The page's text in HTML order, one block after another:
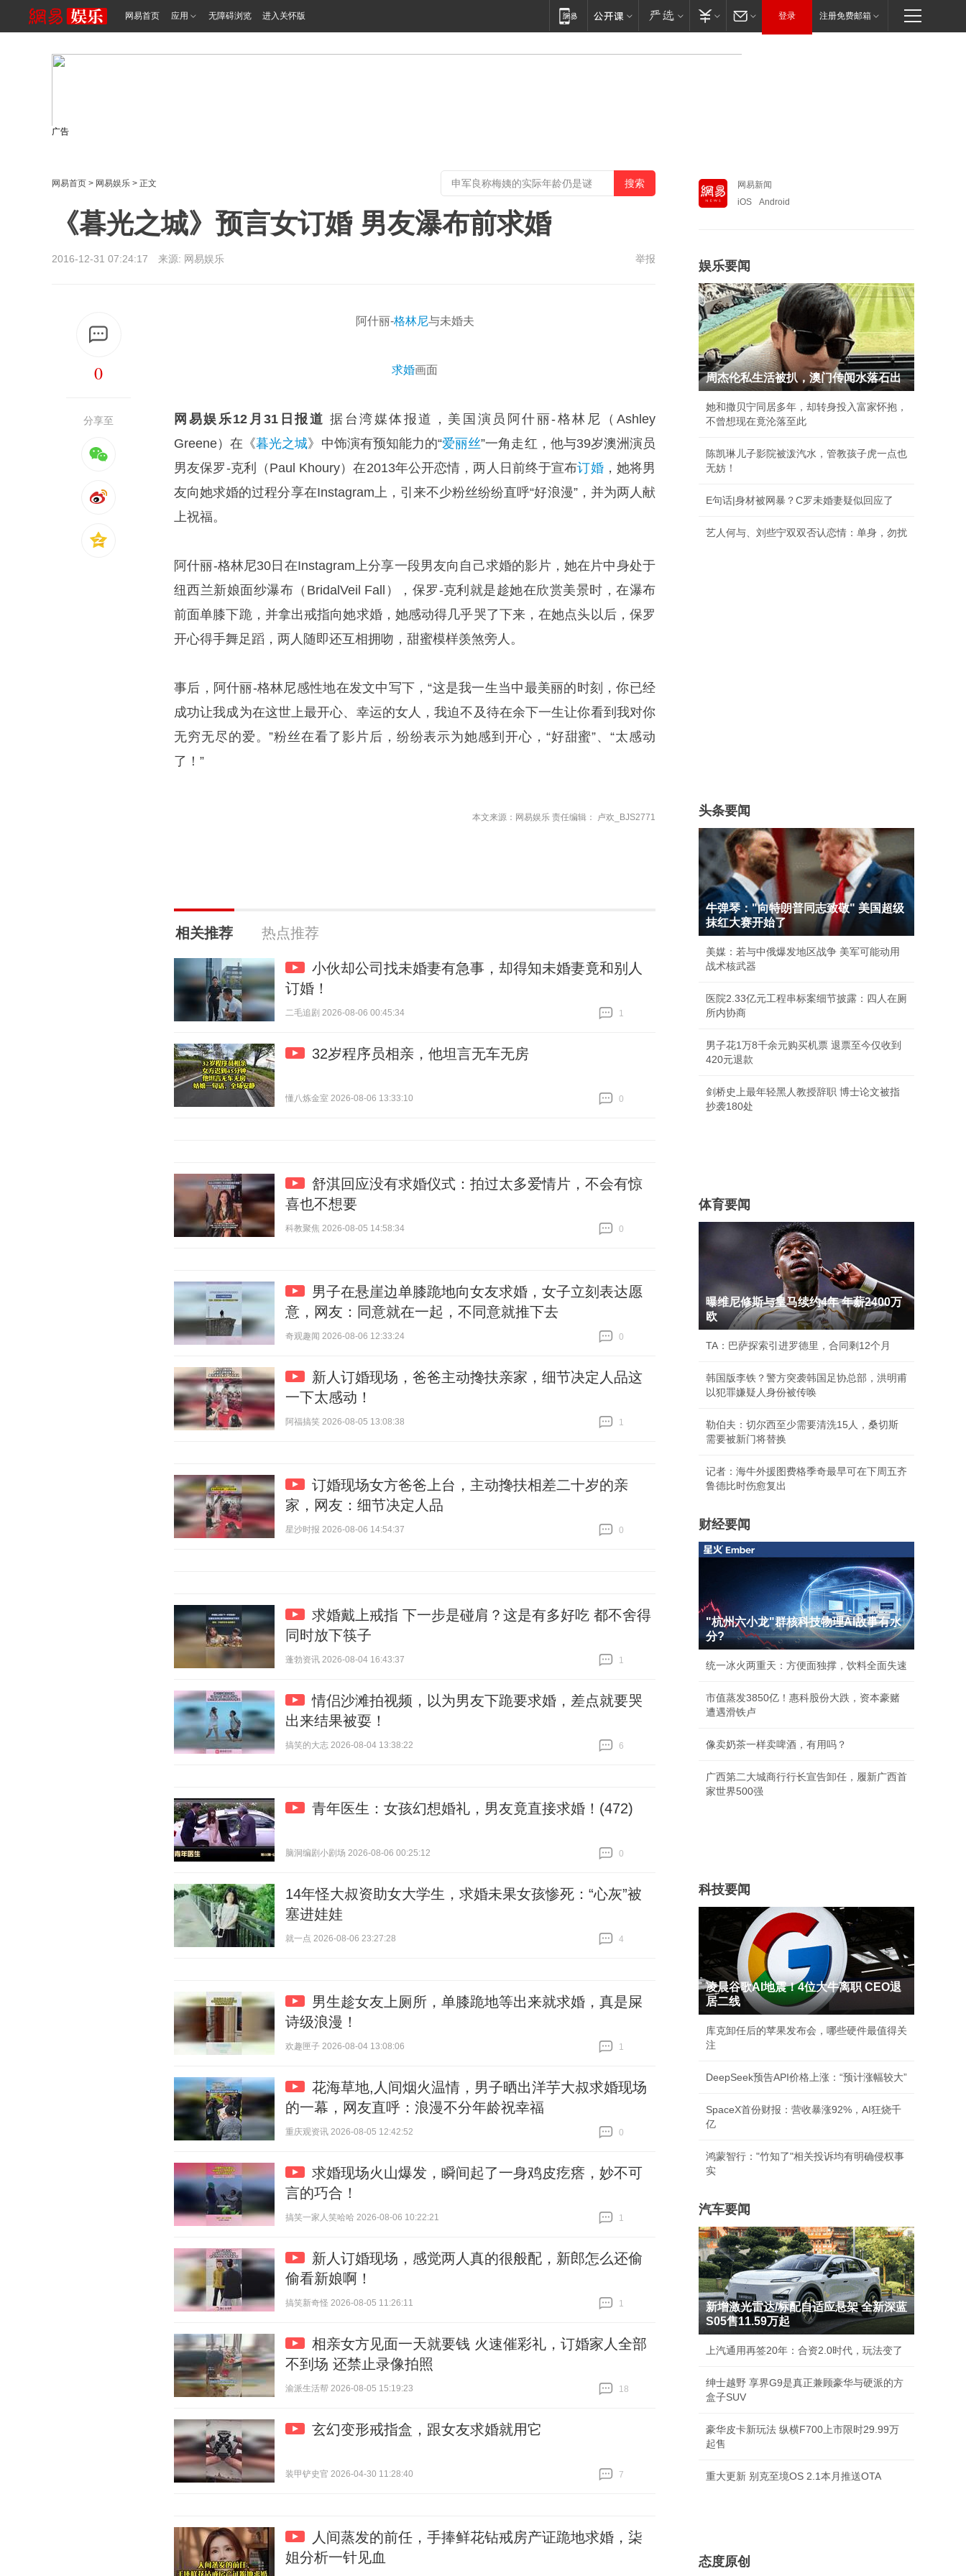
网易首页 应用 无障碍浏览 进入关怀版 登录 注册免费邮箱
广告
网易首页 > 网易娱乐 > 正文
《暮光之城》预言女订婚 男友瀑布前求婚
2016-12-31 07:24:17 来源: 网易娱乐 举报
0
分享至
阿什丽-格林尼与未婚夫
求婚画面
网易娱乐12月31日报道 据台湾媒体报道，美国演员阿什丽-格林尼（Ashley
Greene）在《暮光之城》中饰演有预知能力的“爱丽丝”一角走红，他与39岁澳洲演员
男友保罗-克利（Paul Khoury）在2013年公开恋情，两人日前终于宣布订婚，她将男
友向她求婚的过程分享在Instagram上，引来不少粉丝纷纷直呼“好浪漫”，并为两人献
上祝福。
阿什丽-格林尼30日在Instagram上分享一段男友向自己求婚的影片，她在片中身处于
纽西兰新娘面纱瀑布（BridalVeil Fall），保罗-克利就是趁她在欣赏美景时，在瀑布
前面单膝下跪，并拿出戒指向她求婚，她感动得几乎哭了下来，在她点头以后，保罗
开心得手舞足蹈，两人随即还互相拥吻，甜蜜模样羡煞旁人。
事后，阿什丽-格林尼感性地在发文中写下，“这是我一生当中最美丽的时刻，你已经
成功让我成为在这世上最开心、幸运的女人，我迫不及待在余下一生让你看到我对你
无穷无尽的爱。”粉丝在看了影片后，纷纷表示为她感到开心，“好甜蜜”、“太感动
了！”
本文来源：网易娱乐 责任编辑： 卢欢_BJS2771
相关推荐 热点推荐
小伙却公司找未婚妻有急事，却得知未婚妻竟和别人
订婚！
二毛追剧 2026-08-06 00:45:34
1
32岁程序员相亲，他坦言无车无房
懂八炼金室 2026-08-06 13:33:10
0
舒淇回应没有求婚仪式：拍过太多爱情片，不会有惊
喜也不想要
科教聚焦 2026-08-05 14:58:34
0
男子在悬崖边单膝跪地向女友求婚，女子立刻表达愿
意，网友：同意就在一起，不同意就推下去
奇观趣闻 2026-08-06 12:33:24
0
新人订婚现场，爸爸主动搀扶亲家，细节决定人品这
一下太感动！
阿福搞笑 2026-08-05 13:08:38
1
订婚现场女方爸爸上台，主动搀扶相差二十岁的亲
家，网友：细节决定人品
星沙时报 2026-08-06 14:54:37
0
求婚戴上戒指 下一步是碰肩？这是有多好吃 都不舍得
同时放下筷子
蓬勃资讯 2026-08-04 16:43:37
1
情侣沙滩拍视频，以为男友下跪要求婚，差点就要哭
出来结果被耍！
搞笑的大志 2026-08-04 13:38:22
6
青年医生：女孩幻想婚礼，男友竟直接求婚！(472)
脑洞编剧小剧场 2026-08-06 00:25:12
0
14年怪大叔资助女大学生，求婚未果女孩惨死：“心灰”被
塞进娃娃
就一点 2026-08-06 23:27:28
4
男生趁女友上厕所，单膝跪地等出来就求婚，真是屎
诗级浪漫！
欢趣匣子 2026-08-04 13:08:06
1
花海草地,人间烟火温情，男子晒出洋芋大叔求婚现场
的一幕，网友直呼：浪漫不分年龄祝幸福
重庆观资讯 2026-08-05 12:42:52
0
求婚现场火山爆发，瞬间起了一身鸡皮疙瘩，妙不可
言的巧合！
搞笑一家人笑哈哈 2026-08-06 10:22:21
1
新人订婚现场，感觉两人真的很般配，新郎怎么还偷
偷看新娘啊！
搞笑新奇怪 2026-08-05 11:26:11
1
相亲女方见面一天就要钱 火速催彩礼，订婚家人全部
不到场 还禁止录像拍照
渝派生活帮 2026-08-05 15:19:23
18
玄幻变形戒指盒，跟女友求婚就用它
装甲铲史官 2026-04-30 11:28:40
7
人间蒸发的前任，手捧鲜花钻戒房产证跪地求婚，柒
姐分析一针见血
网易新闻
iOS
Android
娱乐要闻
周杰伦私生活被扒，澳门传闻水落石出
她和撒贝宁同居多年，却转身投入富家怀抱，
不曾想现在竟沦落至此
陈凯琳儿子影院被泼汽水，管教孩子虎一点也
无妨！
E句话|身材被网暴？C罗未婚妻疑似回应了
艺人何与、刘些宁双双否认恋情：单身，勿扰
头条要闻
牛弹琴："向特朗普同志致敬" 美国超级
抹红大赛开始了
美媒：若与中俄爆发地区战争 美军可能动用
战术核武器
医院2.33亿元工程串标案细节披露：四人在厕
所内协商
男子花1万8千余元购买机票 退票至今仅收到
420元退款
剑桥史上最年轻黑人教授辞职 博士论文被指
抄袭180处
体育要闻
曝维尼修斯与皇马续约4年 年薪2400万
欧
TA：巴萨探索引进罗德里，合同剩12个月
韩国版李铁？警方突袭韩国足协总部，洪明甫
以犯罪嫌疑人身份被传唤
勒伯夫：切尔西至少需要清洗15人，桑切斯
需要被新门将替换
记者：海牛外援图费格季奇最早可在下周五齐
鲁德比时伤愈复出
财经要闻
"杭州六小龙"群核科技物理AI故事有水
分?
统一冰火两重天：方便面独撑，饮料全面失速
市值蒸发3850亿！惠科股份大跌，资本豪赌
遭遇滑铁卢
像卖奶茶一样卖啤酒，有用吗？
广西第二大城商行行长宣告卸任，履新广西首
家世界500强
科技要闻
凌晨谷歌AI地震！4位大牛离职 CEO退
居二线
库克卸任后的苹果发布会，哪些硬件最值得关
注
DeepSeek预告API价格上涨：“预计涨幅较大”
SpaceX首份财报：营收暴涨92%，AI狂烧千
亿
鸿蒙智行："竹知了"相关投诉均有明确侵权事
实
汽车要闻
新增激光雷达/标配自适应悬架 全新深蓝
S05售11.59万起
上汽通用再签20年：合资2.0时代，玩法变了
绅士越野 享界G9是真正兼顾豪华与硬派的方
盒子SUV
豪华皮卡新玩法 纵横F700上市限时29.99万
起售
重大更新 别克至境OS 2.1本月推送OTA
态度原创